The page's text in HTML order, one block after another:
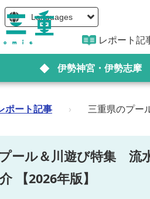
Languages
レポート記
伊勢神宮・伊勢志摩
ポート記事 › 三重県のプー
ール＆川遊び特集 流
【2026年版】